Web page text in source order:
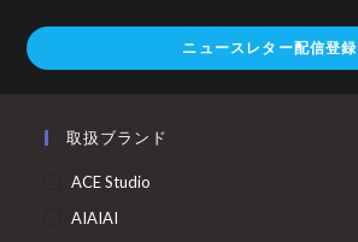
ニュースレター配信登録
取扱ブランド
ACE Studio
AIAIAI